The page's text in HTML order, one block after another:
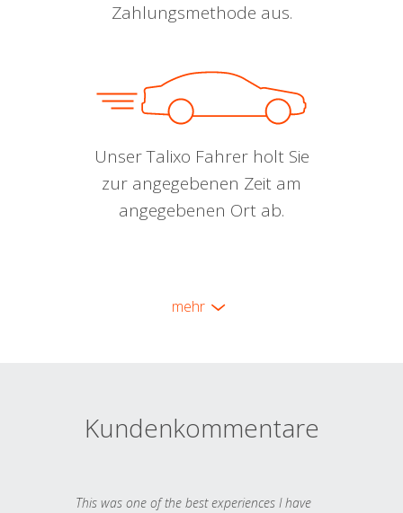
Zahlungsmethode aus.
Unser Talixo Fahrer holt Sie
zur angegebenen Zeit am
angegebenen Ort ab.
mehr
Kundenkommentare
This was one of the best experiences I have